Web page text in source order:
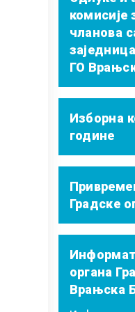
комисије
чланова
ГО
Изборна
године
Градске
органа
Врањска